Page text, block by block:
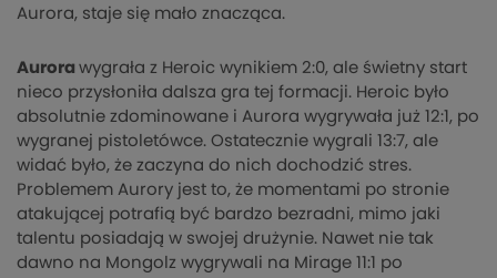
Aurora, staje się mało znacząca.
Aurora wygrała z Heroic wynikiem 2:0, ale świetny start
nieco przysłoniła dalsza gra tej formacji. Heroic było
absolutnie zdominowane i Aurora wygrywała już 12:1, po
wygranej pistoletówce. Ostatecznie wygrali 13:7, ale
widać było, że zaczyna do nich dochodzić stres.
Problemem Aurory jest to, że momentami po stronie
atakującej potrafią być bardzo bezradni, mimo jaki
talentu posiadają w swojej drużynie. Nawet nie tak
dawno na Mongolz wygrywali na Mirage 11:1 po